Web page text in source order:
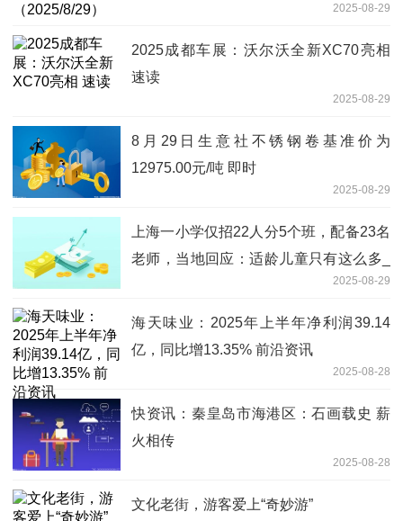
2025-08-29
2025成都车展：沃尔沃全新XC70亮相
速读
2025-08-29
8月29日生意社不锈钢卷基准价为
12975.00元/吨 即时
2025-08-29
上海一小学仅招22人分5个班，配备23名
老师，当地回应：适龄儿童只有这么多_
2025-08-29
海天味业：2025年上半年净利润39.14
亿，同比增13.35% 前沿资讯
2025-08-28
快资讯：秦皇岛市海港区：石画载史 薪
火相传
2025-08-28
文化老街，游客爱上“奇妙游”